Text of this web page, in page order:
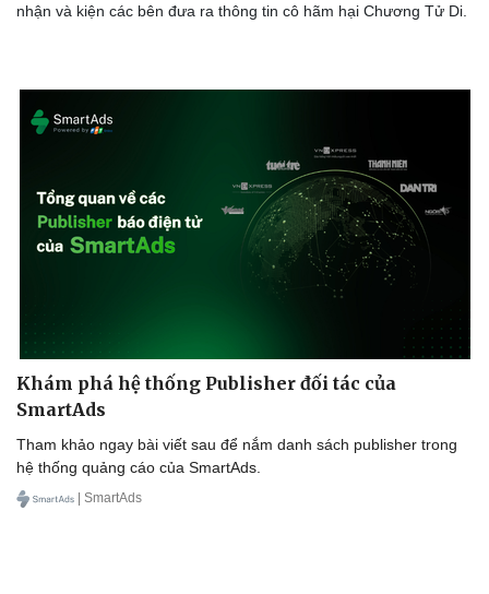
Doanh nghiệp
Thông tin doanh nghiệp
nhận và kiện các bên đưa ra thông tin cô hãm hại Chương Tử Di.
Khám phá hệ thống Publisher đối tác của
SmartAds
Tham khảo ngay bài viết sau để nắm danh sách publisher trong
hệ thống quảng cáo của SmartAds.
| SmartAds